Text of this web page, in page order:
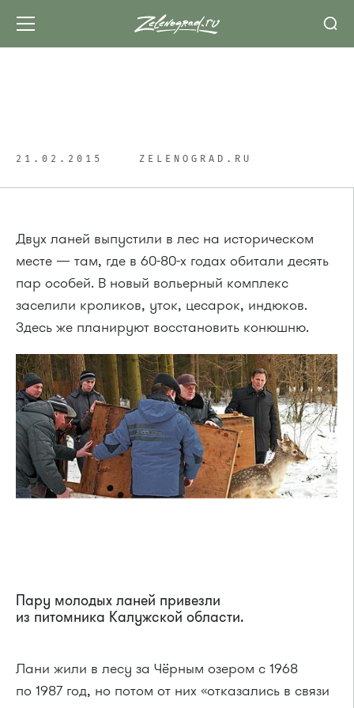
21.02.2015 ZELENOGRAD.RU
Двух ланей выпустили в лес на историческом
месте — там, где в 60-80-х годах обитали десять
пар особей. В новый вольерный комплекс
заселили кроликов, уток, цесарок, индюков.
Здесь же планируют восстановить конюшню.
Пару молодых ланей привезли
из питомника Калужской области.
Лани жили в лесу за Чёрным озером с 1968
по 1987 год, но потом от них «отказались в связи